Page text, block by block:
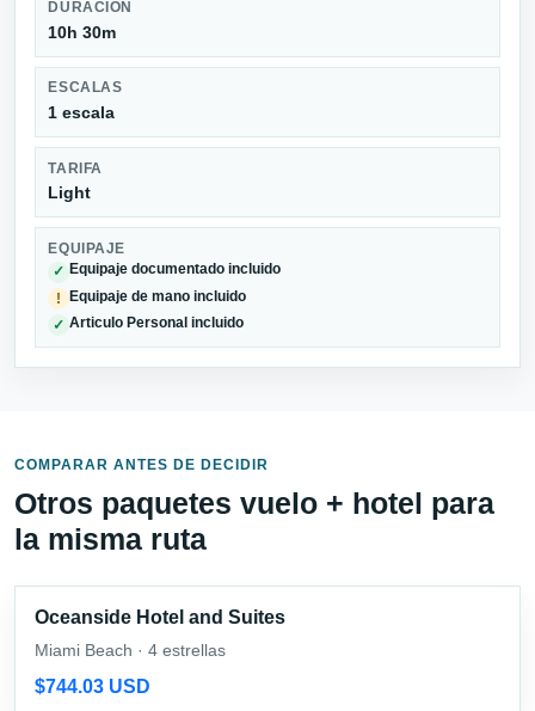
DURACIÓN
10h 30m
ESCALAS
1 escala
TARIFA
Light
EQUIPAJE
✓ Equipaje documentado incluido
! Equipaje de mano incluido
✓ Articulo Personal incluido
COMPARAR ANTES DE DECIDIR
Otros paquetes vuelo + hotel para
la misma ruta
Oceanside Hotel and Suites
Miami Beach · 4 estrellas
$744.03 USD